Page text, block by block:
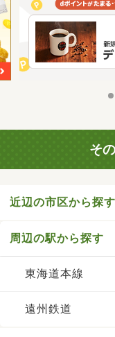
そ
近辺の市区から探す
周辺の駅から探す
東海道本線
遠州鉄道